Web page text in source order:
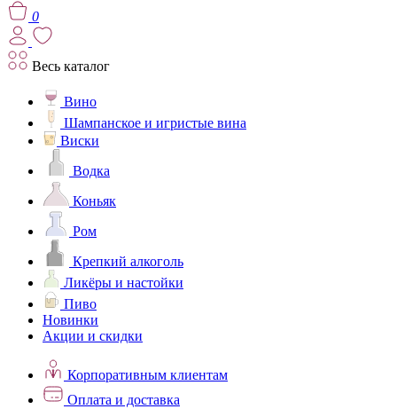
0
Весь каталог
Вино
Шампанское и игристые вина
Виски
Водка
Коньяк
Ром
Крепкий алкоголь
Ликёры и настойки
Пиво
Новинки
Акции и скидки
Корпоративным клиентам
Оплата и доставка